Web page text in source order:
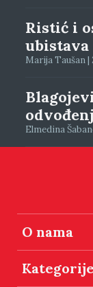
Ristić i
ubistava
Marija Taušan |
Elmedina
O nama
Kategorije